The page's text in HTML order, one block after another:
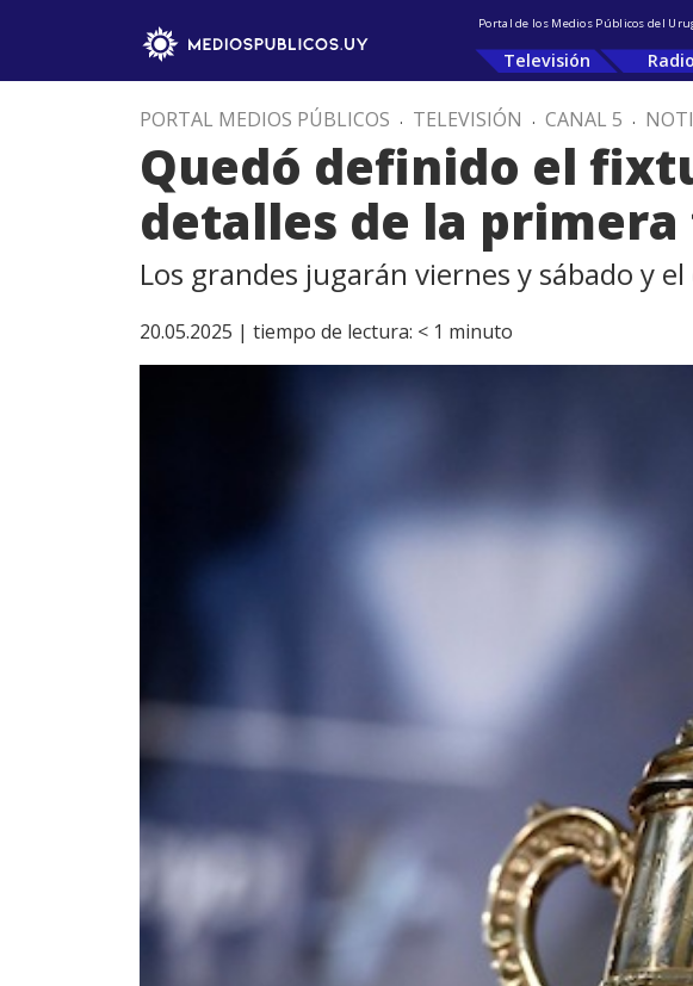
Portal de los Medios Públicos del
Televisión Radio
PORTAL MEDIOS PÚBLICOS . TELEVISIÓN . CANAL 5 .
Quedó definido el
detalles de la primera
Los grandes jugarán viernes y sábado y
20.05.2025 | tiempo de lectura: < 1 minuto